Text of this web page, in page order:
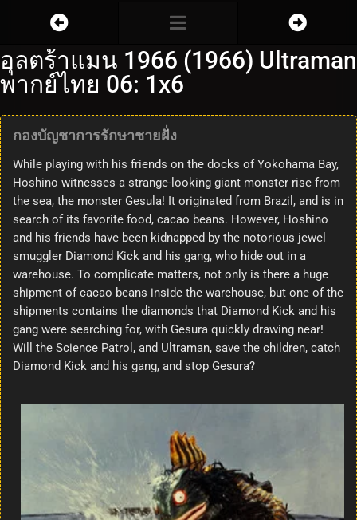
อุลตร้าแมน 1966 (1966) Ultraman
พากย์ไทย 06: 1x6
กองบัญชาการรักษาชายฝั่ง
While playing with his friends on the docks of Yokohama Bay,
Hoshino witnesses a strange-looking giant monster rise from
the sea, the monster Gesula! It originated from Brazil, and is in
search of its favorite food, cacao beans. However, Hoshino
and his friends have been kidnapped by the notorious jewel
smuggler Diamond Kick and his gang, who hide out in a
warehouse. To complicate matters, not only is there a huge
shipment of cacao beans inside the warehouse, but one of the
shipments contains the diamonds that Diamond Kick and his
gang were searching for, with Gesura quickly drawing near!
Will the Science Patrol, and Ultraman, save the children, catch
Diamond Kick and his gang, and stop Gesura?